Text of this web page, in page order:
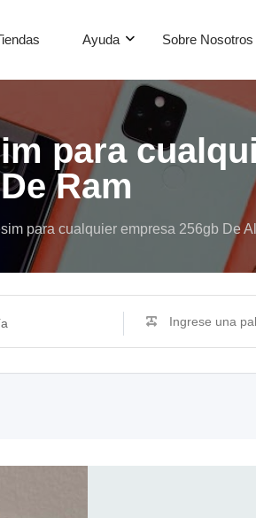
Ayuda Sobre Nosotros
para
Ram
para cualquier empresa 256gb De